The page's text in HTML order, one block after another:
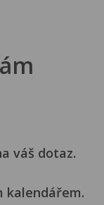
váš dotaz.
kalendářem.